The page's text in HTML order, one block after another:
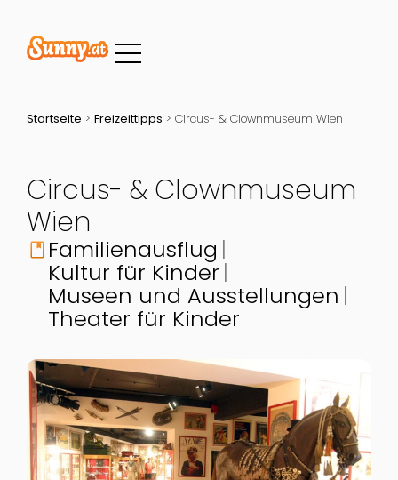
Startseite > Freizeittipps > Circus- & Clownmuseum Wien
Circus- & Clownmuseum
Wien
book Familienausflug
Kultur für Kinder
Museen und Ausstellungen
Theater für Kinder